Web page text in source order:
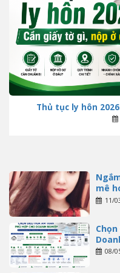
Thủ tục ly hôn
mê
11/
08/